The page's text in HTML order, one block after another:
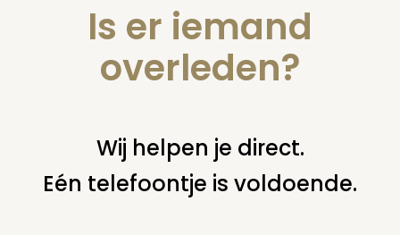
Landelijke uitvaartonderneming
U bent hier: home juridisch begraven grafsteen /
naam nog levende dochter op de grafsteen
Is er iemand
overleden?
Wij helpen je direct.
Eén telefoontje is voldoende.